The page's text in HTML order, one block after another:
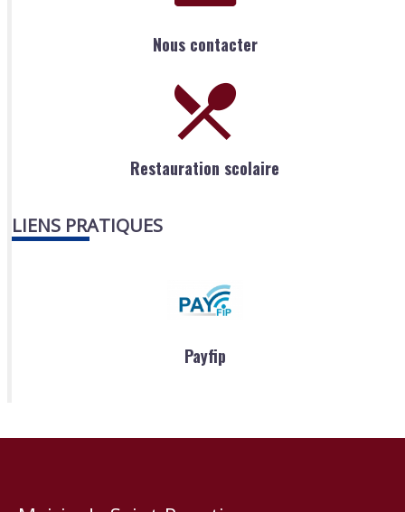
Nous contacter
Restauration scolaire
LIENS PRATIQUES
Payfip